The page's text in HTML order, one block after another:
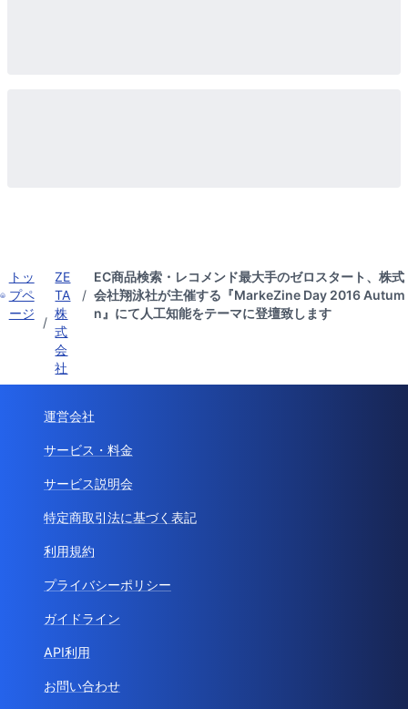
トッ
プペ
ージ
/
ZE
TA
株
式
会
社
/
EC商品検索・レコメンド最大手のゼロスタート、株式
会社翔泳社が主催する『MarkeZine Day 2016 Autum
n』にて人工知能をテーマに登壇致します
運営会社
サービス・料金
サービス説明会
特定商取引法に基づく表記
利用規約
プライバシーポリシー
ガイドライン
API利用
お問い合わせ